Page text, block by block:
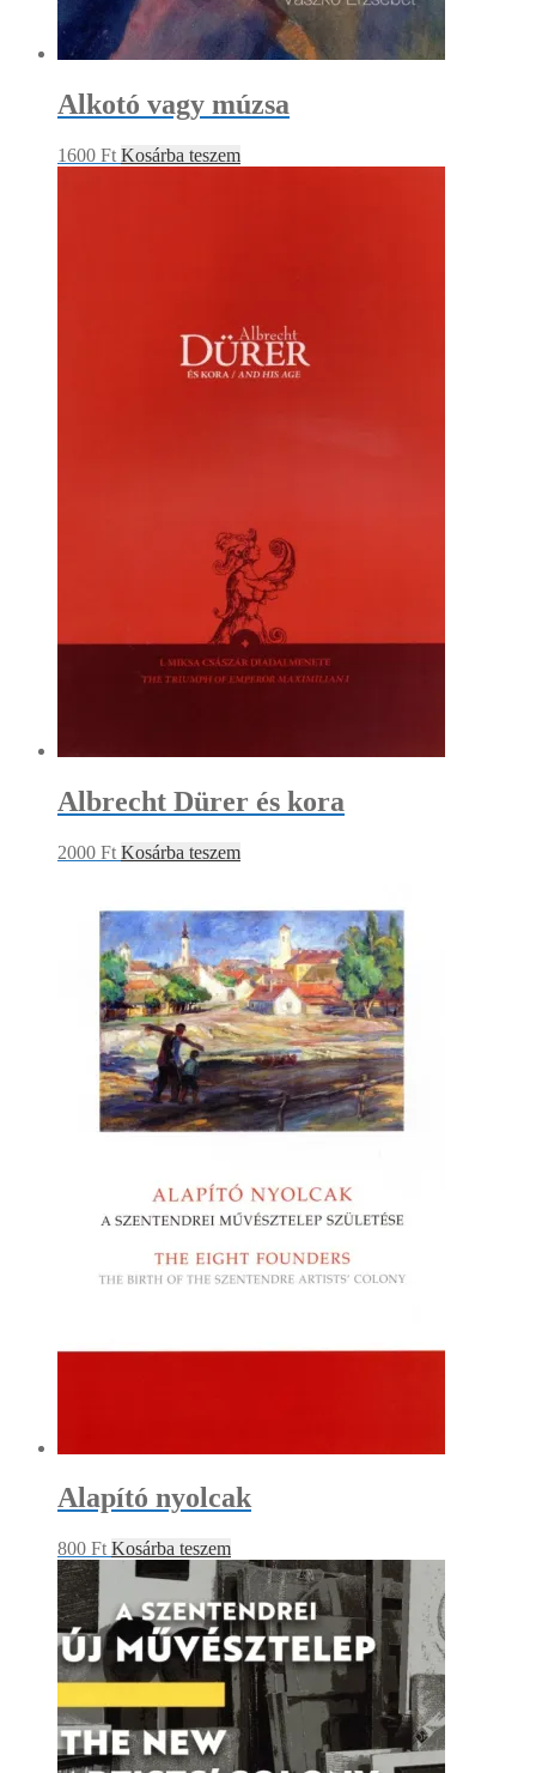
Alkotó vagy múzsa
1600 Ft Kosárba teszem
Albrecht Dürer és kora
2000 Ft Kosárba teszem
Alapító nyolcak
800 Ft Kosárba teszem